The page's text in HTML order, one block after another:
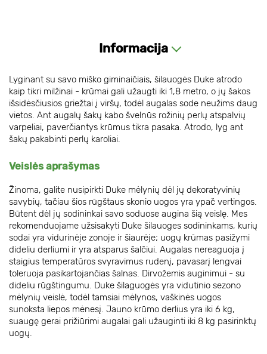
Informacija
Lyginant su savo miško giminaičiais, šilauogės Duke atrodo
kaip tikri milžinai - krūmai gali užaugti iki 1,8 metro, o jų šakos
išsidėsčiusios griežtai į viršų, todėl augalas sode neužims daug
vietos. Ant augalų šakų kabo švelnūs rožinių perlų atspalvių
varpeliai, paverčiantys krūmus tikra pasaka. Atrodo, lyg ant
šakų pakabinti perlų karoliai.
Veislės aprašymas
Žinoma, galite nusipirkti Duke mėlynių dėl jų dekoratyvinių
savybių, tačiau šios rūgštaus skonio uogos yra ypač vertingos.
Būtent dėl jų sodininkai savo soduose augina šią veislę. Mes
rekomenduojame užsisakyti Duke šilauoges sodininkams, kurių
sodai yra vidurinėje zonoje ir šiaurėje; uogų krūmas pasižymi
dideliu derliumi ir yra atsparus šalčiui. Augalas nereaguoja į
staigius temperatūros svyravimus rudenį, pavasarį lengvai
toleruoja pasikartojančias šalnas. Dirvožemis auginimui - su
dideliu rūgštingumu. Duke šilaguogės yra vidutinio sezono
mėlynių veislė, todėl tamsiai mėlynos, vaškinės uogos
sunoksta liepos mėnesį. Jauno krūmo derlius yra iki 6 kg,
suaugę gerai prižiūrimi augalai gali užauginti iki 8 kg pasirinktų
uogų.